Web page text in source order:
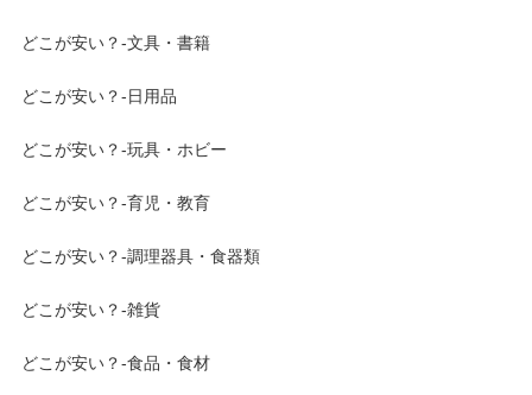
どこが安い？-文具・書籍
どこが安い？-日用品
どこが安い？-玩具・ホビー
どこが安い？-育児・教育
どこが安い？-調理器具・食器類
どこが安い？-雑貨
どこが安い？-食品・食材